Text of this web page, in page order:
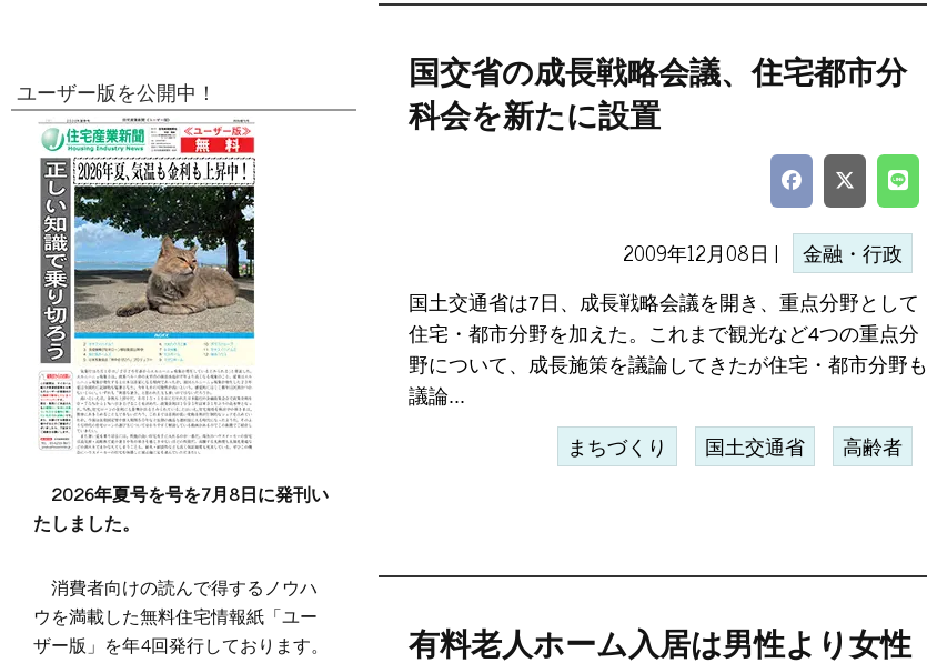
国交省の成長戦略会議、住宅都市分
科会を新たに設置
2009年12月08日 | 金融・行政
国土交通省は7日、成長戦略会議を開き、重点分野として
住宅・都市分野を加えた。これまで観光など4つの重点分
野について、成長施策を議論してきたが住宅・都市分野も
議論...
まちづくり 国土交通省 高齢者
有料老人ホーム入居は男性より女性
ユーザー版を公開中！
2026年夏号を号を7月8日に発刊い
たしました。
消費者向けの読んで得するノウハ
ウを満載した無料住宅情報紙「ユー
ザー版」を年4回発行しております。